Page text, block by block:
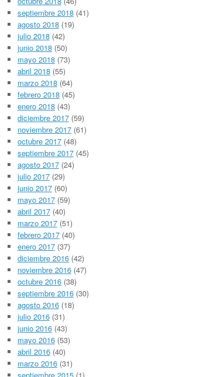
septiembre 2018(41)
agosto 2018(19)
julio 2018(42)
junio 2018(50)
mayo 2018(73)
abril 2018(55)
marzo 2018(64)
febrero 2018(45)
enero 2018(43)
diciembre 2017(59)
noviembre 2017(61)
octubre 2017(48)
septiembre 2017(45)
agosto 2017(24)
julio 2017(29)
junio 2017(60)
mayo 2017(59)
abril 2017(40)
marzo 2017(51)
febrero 2017(40)
enero 2017(37)
diciembre 2016(42)
noviembre 2016(47)
octubre 2016(38)
septiembre 2016(30)
agosto 2016(18)
julio 2016(31)
junio 2016(43)
mayo 2016(53)
abril 2016(40)
marzo 2016(31)
septiembre 2015(1)